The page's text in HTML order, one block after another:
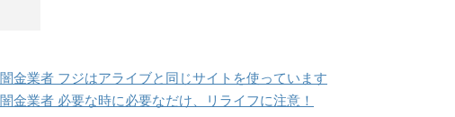
闇金業者 フジはアライブと同じサイトを使っています
闇金業者 必要な時に必要なだけ、リライフに注意！